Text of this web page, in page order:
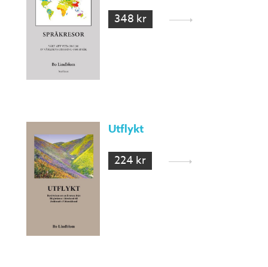
348 kr
Utflykt
224 kr